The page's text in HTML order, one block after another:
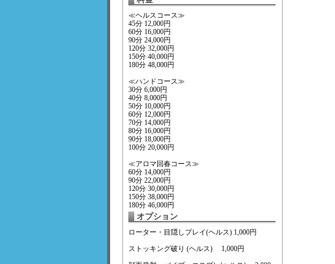
≪ヘルスコース≫
45分 12,000円
60分 16,000円
90分 24,000円
120分 32,000円
150分 40,000円
180分 48,000円
≪ハンドコース≫
30分 6,000円
40分 8,000円
50分 10,000円
60分 12,000円
70分 14,000円
80分 16,000円
90分 18,000円
100分 20,000円
≪アロマ回春コース≫
60分 14,000円
90分 22,000円
120分 30,000円
150分 38,000円
180分 46,000円
オプション
ローター・目隠しプレイ(ヘルス) 1,000円
ストッキング破り (ヘルス) 1,000円